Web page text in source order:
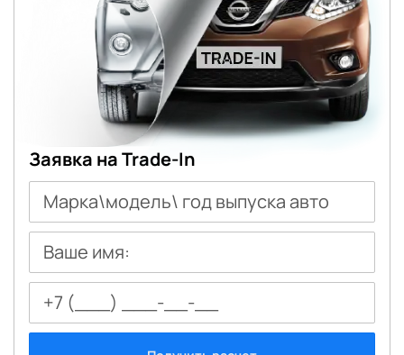
Заявка на Trade-In
Марка\модель\ год выпуска авто
Ваше имя: